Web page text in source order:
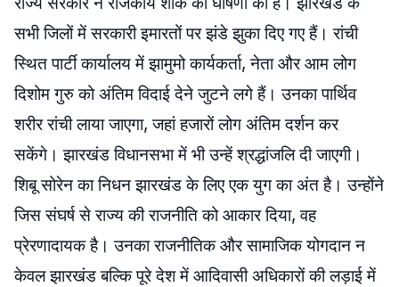
सभी जिलों में सरकारी इमारतों पर झंडे झुका दिए गए हैं। रांची
स्थित पार्टी कार्यालय में झामुमो कार्यकर्ता, नेता और आम लोग
दिशोम गुरु को अंतिम विदाई देने जुटने लगे हैं। उनका पार्थिव
शरीर रांची लाया जाएगा, जहां हजारों लोग अंतिम दर्शन कर
सकेंगे। झारखंड विधानसभा में भी उन्हें श्रद्धांजलि दी जाएगी।
शिबू सोरेन का निधन झारखंड के लिए एक युग का अंत है। उन्होंने
जिस संघर्ष से राज्य की राजनीति को आकार दिया, वह
प्रेरणादायक है। उनका राजनीतिक और सामाजिक योगदान न
केवल झारखंड बल्कि पूरे देश में आदिवासी अधिकारों की लड़ाई में